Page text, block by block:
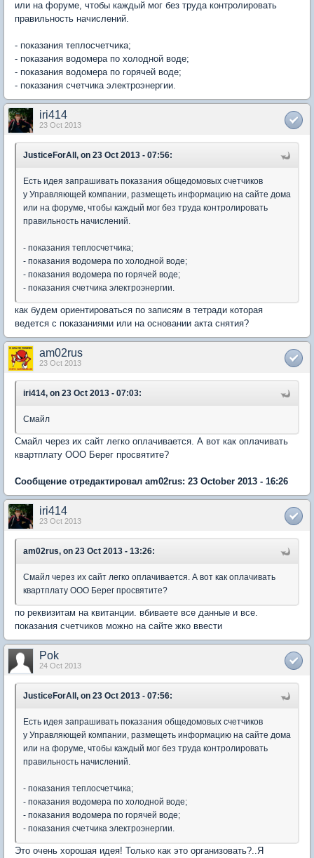
или на форуме, чтобы каждый мог без труда контролировать
правильность начислений.
- показания теплосчетчика;
- показания водомера по холодной воде;
- показания водомера по горячей воде;
- показания счетчика электроэнергии.
iri414
23 Oct 2013
JusticeForAll, on 23 Oct 2013 - 07:56:
Есть идея запрашивать показания общедомовых счетчиков
у Управляющей компании, размещеть информацию на сайте дома
или на форуме, чтобы каждый мог без труда контролировать
правильность начислений.
- показания теплосчетчика;
- показания водомера по холодной воде;
- показания водомера по горячей воде;
- показания счетчика электроэнергии.
как будем ориентироваться по записям в тетради которая
ведется с показаниями или на основании акта снятия?
am02rus
23 Oct 2013
iri414, on 23 Oct 2013 - 07:03:
Смайл
Смайл через их сайт легко оплачивается. А вот как оплачивать
квартплату ООО Берег просвятите?
Сообщение отредактировал am02rus: 23 October 2013 - 16:26
iri414
23 Oct 2013
am02rus, on 23 Oct 2013 - 13:26:
Смайл через их сайт легко оплачивается. А вот как оплачивать
квартплату ООО Берег просвятите?
по реквизитам на квитанции. вбиваете все данные и все.
показания счетчиков можно на сайте жко ввести
Pok
24 Oct 2013
JusticeForAll, on 23 Oct 2013 - 07:56:
Есть идея запрашивать показания общедомовых счетчиков
у Управляющей компании, размещеть информацию на сайте дома
или на форуме, чтобы каждый мог без труда контролировать
правильность начислений.
- показания теплосчетчика;
- показания водомера по холодной воде;
- показания водомера по горячей воде;
- показания счетчика электроэнергии.
Это очень хорошая идея! Только как это организовать?..Я